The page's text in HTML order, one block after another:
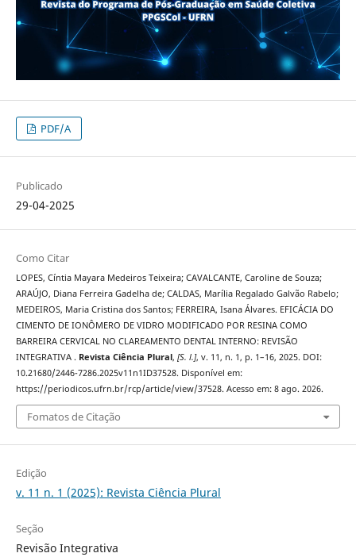
PDF/A
Publicado
29-04-2025
Como Citar
LOPES, Cíntia Mayara Medeiros Teixeira; CAVALCANTE, Caroline de Souza;
ARAÚJO, Diana Ferreira Gadelha de; CALDAS, Marília Regalado Galvão Rabelo;
MEDEIROS, Maria Cristina dos Santos; FERREIRA, Isana Álvares. EFICÁCIA DO
CIMENTO DE IONÔMERO DE VIDRO MODIFICADO POR RESINA COMO
BARREIRA CERVICAL NO CLAREAMENTO DENTAL INTERNO: REVISÃO
INTEGRATIVA . Revista Ciência Plural, [S. l.], v. 11, n. 1, p. 1–16, 2025. DOI:
10.21680/2446-7286.2025v11n1ID37528. Disponível em:
https://periodicos.ufrn.br/rcp/article/view/37528. Acesso em: 8 ago. 2026.
Fomatos de Citação
Edição
v. 11 n. 1 (2025): Revista Ciência Plural
Seção
Revisão Integrativa